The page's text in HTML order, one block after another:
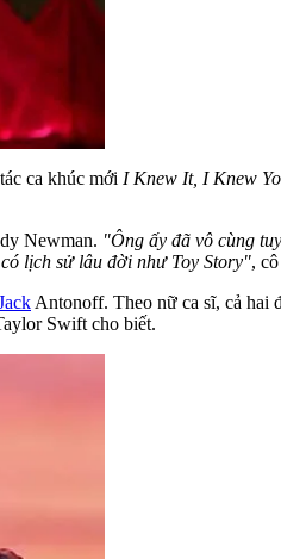
ca khúc mới I Knew It, I Knew
Newman. "Ông ấy đã vô cùng
lịch sử lâu đời như Toy Story",
Antonoff. Theo nữ ca sĩ, cả hai
Swift cho biết.